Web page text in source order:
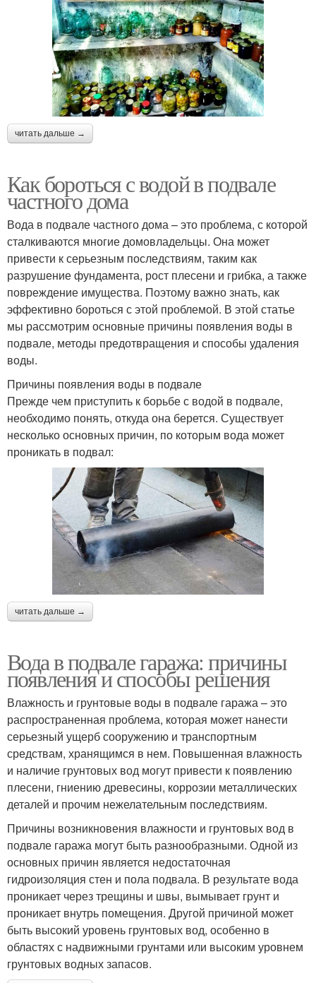
читать дальше →
Как бороться с водой в подвале
частного дома
Вода в подвале частного дома – это проблема, с которой
сталкиваются многие домовладельцы. Она может
привести к серьезным последствиям, таким как
разрушение фундамента, рост плесени и грибка, а также
повреждение имущества. Поэтому важно знать, как
эффективно бороться с этой проблемой. В этой статье
мы рассмотрим основные причины появления воды в
подвале, методы предотвращения и способы удаления
воды.
Причины появления воды в подвале
Прежде чем приступить к борьбе с водой в подвале,
необходимо понять, откуда она берется. Существует
несколько основных причин, по которым вода может
проникать в подвал:
читать дальше →
Вода в подвале гаража: причины
появления и способы решения
Влажность и грунтовые воды в подвале гаража – это
распространенная проблема, которая может нанести
серьезный ущерб сооружению и транспортным
средствам, хранящимся в нем. Повышенная влажность
и наличие грунтовых вод могут привести к появлению
плесени, гниению древесины, коррозии металлических
деталей и прочим нежелательным последствиям.
Причины возникновения влажности и грунтовых вод в
подвале гаража могут быть разнообразными. Одной из
основных причин является недостаточная
гидроизоляция стен и пола подвала. В результате вода
проникает через трещины и швы, вымывает грунт и
проникает внутрь помещения. Другой причиной может
быть высокий уровень грунтовых вод, особенно в
областях с надвижными грунтами или высоким уровнем
грунтовых водных запасов.